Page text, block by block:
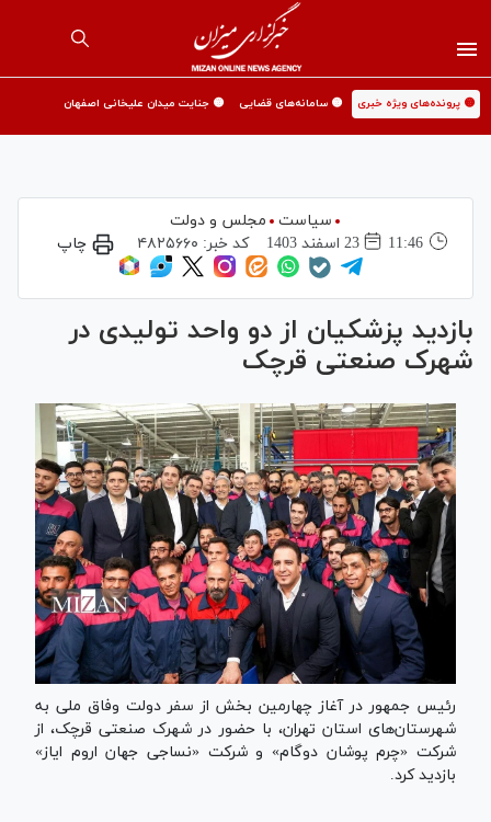
🟡 پرونده‌های ویژه خبری 🟡 سامانه‌های قضایی 🟡 جنایت میدان علیخانی اصفهان
سیاست
مجلس و دولت
11:46
23 اسفند 1403 کد خبر: ۴۸۲۵۶۶۰ چاپ
بازدید پزشکیان از دو واحد تولیدی در
شهرک صنعتی قرچک
رئیس جمهور در آغاز چهارمین بخش از سفر دولت وفاق ملی به
شهرستان‌های استان تهران، با حضور در شهرک صنعتی قرچک، از
شرکت «چرم پوشان دوگام» و شرکت «نساجی جهان اروم ایاز»
بازدید کرد.